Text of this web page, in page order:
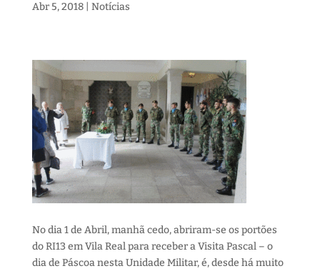
Abr 5, 2018| Notícias
No dia 1 de Abril, manhã cedo, abriram-se os portões
do RI13 em Vila Real para receber a Visita Pascal – o
dia de Páscoa nesta Unidade Militar, é, desde há muito